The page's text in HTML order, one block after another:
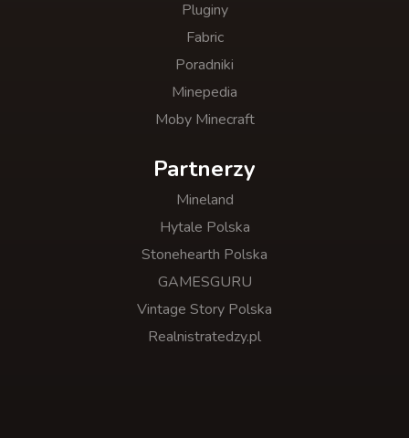
Pluginy
Fabric
Poradniki
Minepedia
Moby Minecraft
Partnerzy
Mineland
Hytale Polska
Stonehearth Polska
GAMESGURU
Vintage Story Polska
Realnistratedzy.pl